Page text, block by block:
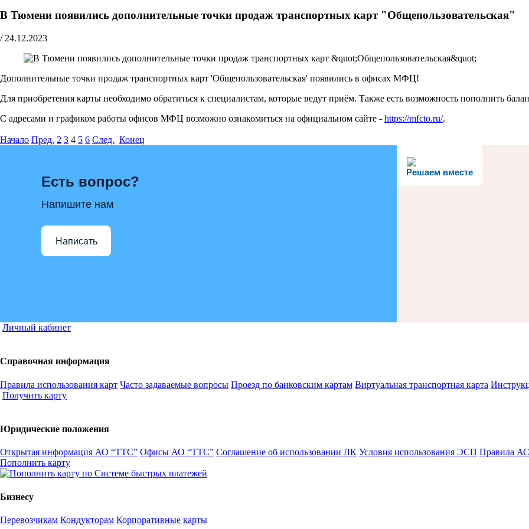
В Тюмени появились дополнительные точки продаж транспортных карт "Общепользовательская"
/ 24.12.2023
Дополнительные точки продаж транспортных карт 'Общепользовательская' появились в офисах МФЦ!
Для приобретения карты необходимо обратиться к специалистам, которые ведут приём. Также есть возможность пополнить
С адресами и графиком работы офисов МФЦ возможно ознакомиться на официальном сайте - https://mfcto.ru/.
Начало Пред. 2 3 4 5 6 След. Конец
Решаем вместе
Есть вопрос?
Напишите нам
Написать
Личный кабинет
Справочная информация
Правила использования карт Часто задаваемые вопросы Проезд по банковским картам Виртуальная транспортная карта
Получить карту
Юридические положения
Открытая информация АО “ТТС” Офисы АО “ТТС” Соглашение об использовании ЛК Условия использования ЭСП Правила
Пополнить карту
Бизнесу
Перевозчикам Кондукторам Корпоративные карты